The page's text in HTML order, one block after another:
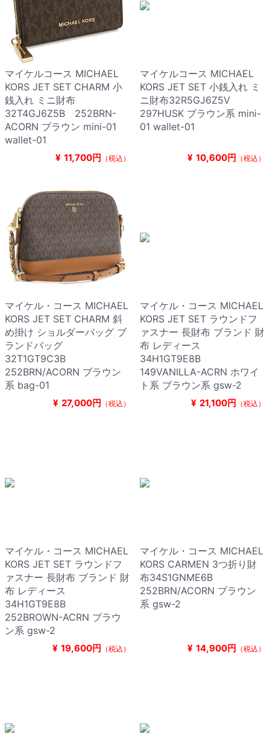
マイケルコース MICHAEL
KORS JET SET CHARM 小
銭入れ ミニ財布
32T4GJ6Z5B 252BRN-
ACORN ブラウン mini-01
wallet-01
¥ 11,700円 （税込）
マイケルコース MICHAEL
KORS JET SET 小銭入れ ミ
ニ財布32R5GJ6Z5V
297HUSK ブラウン系 mini-
01 wallet-01
¥ 10,600円 （税込）
マイケル・コース MICHAEL
KORS JET SET CHARM 斜
め掛け ショルダーバッグ ブ
ランドバッグ
32T1GT9C3B
252BRN/ACORN ブラウン
系 bag-01
¥ 27,000円 （税込）
マイケル・コース MICHAEL
KORS JET SET ラウンドフ
ァスナー 長財布 ブランド 財
布 レディース
34H1GT9E8B
149VANILLA-ACRN ホワイ
ト系 ブラウン系 gsw-2
¥ 21,100円 （税込）
マイケル・コース MICHAEL
KORS JET SET ラウンドフ
ァスナー 長財布 ブランド 財
布 レディース
34H1GT9E8B
252BROWN-ACRN ブラウ
ン系 gsw-2
¥ 19,600円 （税込）
マイケル・コース MICHAEL
KORS CARMEN 3つ折り財
布34S1GNME6B
252BRN/ACORN ブラウン
系 gsw-2
¥ 14,900円 （税込）